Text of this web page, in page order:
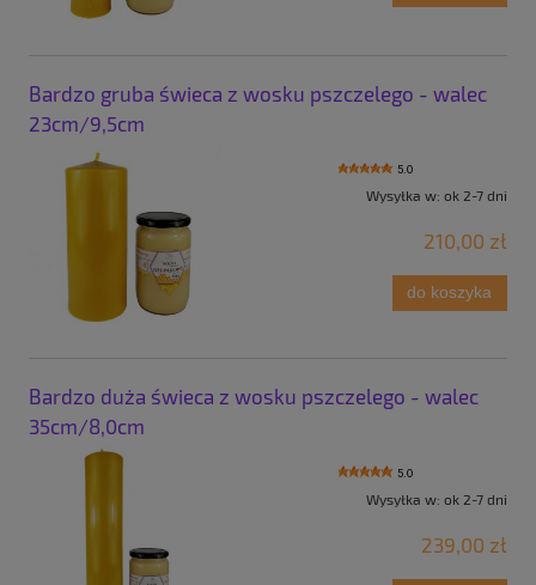
Bardzo gruba świeca z wosku pszczelego - walec
23cm/9,5cm
5.0
Wysyłka w: ok 2-7 dni
210,00 zł
do koszyka
Bardzo duża świeca z wosku pszczelego - walec
35cm/8,0cm
5.0
Wysyłka w: ok 2-7 dni
239,00 zł